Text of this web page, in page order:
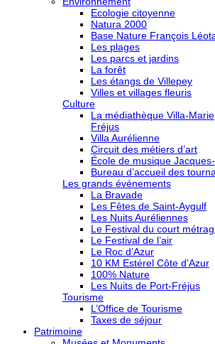
Ecologie citoyenne
Natura 2000
Base Nature François
Les plages
Les parcs et jardins
La forêt
Les étangs de Villepey
Villes et villages fleuris
Culture
La médiathèque Villa-
Fréjus
Villa Aurélienne
Circuit des métiers d’art
École de musique
Bureau d’accueil des
Les grands événements
La Bravade
Les Fêtes de Saint-Aygulf
Les Nuits Auréliennes
Le Festival du court
Le Festival de l’air
Le Roc d’Azur
10 KM Estérel Côte d’Azur
100% Nature
Les Nuits de Port-Fréjus
Tourisme
L’Office de Tourisme
Taxes de séjour
Patrimoine